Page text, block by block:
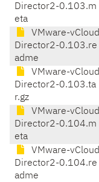
Director2-0.103.m
eta
VMware-vCloud
Director2-0.103.re
adme
VMware-vCloud
Director2-0.103.ta
r.gz
VMware-vCloud
Director2-0.104.m
eta
VMware-vCloud
Director2-0.104.re
adme